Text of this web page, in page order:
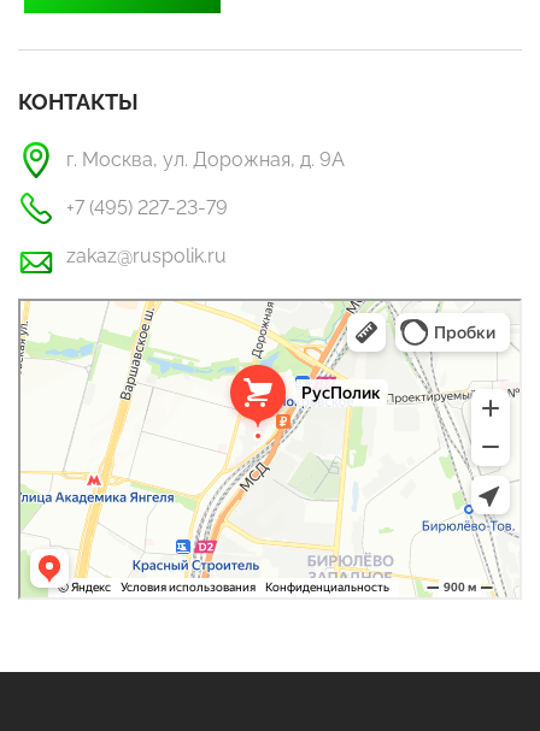
КОНТАКТЫ
г. Москва, ул. Дорожная, д. 9А
+7 (495) 227-23-79
zakaz@ruspolik.ru
РусПолик
Оргстекло, поликарбонат в Москве
Строительные и отделочные работы в Москве